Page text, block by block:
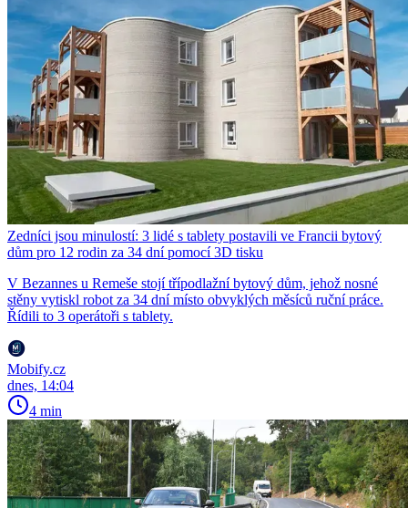
Zedníci jsou minulostí: 3 lidé s tablety postavili ve Francii bytový
dům pro 12 rodin za 34 dní pomocí 3D tisku
V Bezannes u Remeše stojí třípodlažní bytový dům, jehož nosné
stěny vytiskl robot za 34 dní místo obvyklých měsíců ruční práce.
Řídili to 3 operátoři s tablety.
Mobify.cz
dnes, 14:04
4 min